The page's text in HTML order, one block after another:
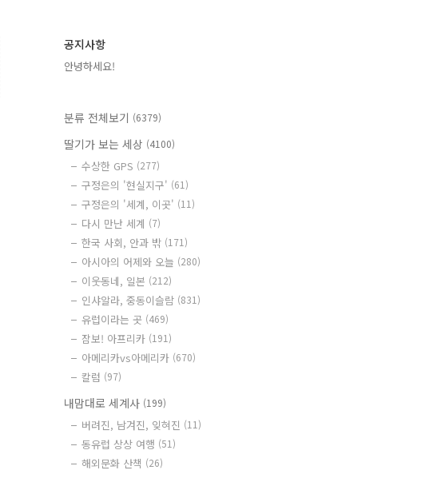
공지사항
안녕하세요!
분류 전체보기 (6379)
딸기가 보는 세상 (4100)
수상한 GPS (277)
구정은의 '현실지구' (61)
구정은의 '세계, 이곳' (11)
다시 만난 세계 (7)
한국 사회, 안과 밖 (171)
아시아의 어제와 오늘 (280)
이웃동네, 일본 (212)
인샤알라, 중동이슬람 (831)
유럽이라는 곳 (469)
잠보! 아프리카 (191)
아메리카vs아메리카 (670)
칼럼 (97)
내맘대로 세계사 (199)
버려진, 남겨진, 잊혀진 (11)
동유럽 상상 여행 (51)
해외문화 산책 (26)